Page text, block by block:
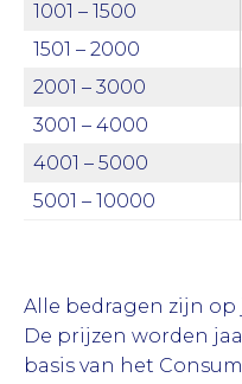
1001 – 1500
1501 – 2000
2001 – 3000
3001 – 4000
4001 – 5000
5001 – 10000
Alle bedragen zijn op
De prijzen worden
basis van het